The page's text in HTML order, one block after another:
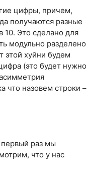
цифры, причем,
получаются разные
10. Это сделано для
модульно разделено
этой хуйни будем
(это будет нужно
что назовем строки –
первый раз мы
что у нас